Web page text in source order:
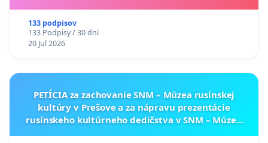
133 podpisov
133 Podpisy / 30 dni
20 Jul 2026
PETÍCIA za zachovanie SNM – Múzea rusínskej
kultúry v Prešove a za nápravu prezentácie
rusínskeho kultúrneho dedičstva v SNM – Múzeu